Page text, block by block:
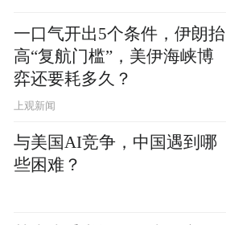
一口气开出5个条件，伊朗抬
高“复航门槛”，美伊海峡博
弈还要耗多久？
上观新闻
与美国AI竞争，中国遇到哪
些困难？